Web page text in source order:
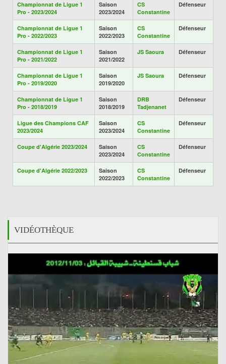
Championnat de Ligue 1
Pro - 2023/2024
Saison
2023/2024
CS
Constantine
Défenseur
Championnat de Ligue 1
Pro - 2022/2023
Saison
2022/2023
CS
Constantine
Défenseur
Championnat de Ligue 1
Pro - 2021/2022
Saison
2021/2022
JS Saoura Défenseur
Championnat de Ligue 1
Pro - 2019/2020
Saison
2019/2020
JS Saoura Défenseur
Championnat de Ligue 1
Pro - 2018/2019
Saison
2018/2019
DRB
Tadjenanet
Défenseur
Ligue des Champions CAF
2023/2024
Saison
2023/2024
CS
Constantine
Défenseur
Coupe d'Algérie 2023/2024
Saison
2023/2024
CS
Constantine
Défenseur
Coupe d'Algérie 2022/2023
Saison
2022/2023
CS
Constantine
Défenseur
VIDÉOTHÈQUE